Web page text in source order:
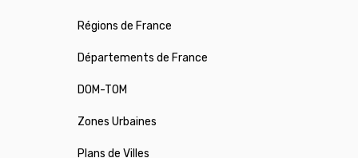
Régions de France
Départements de France
DOM-TOM
Zones Urbaines
Plans de Villes